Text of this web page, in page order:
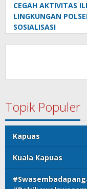
CEGAH AKTIVITAS
LINGKUNGAN
SOSIALISASI
Topik Populer
Kapuas
Kuala Kapuas